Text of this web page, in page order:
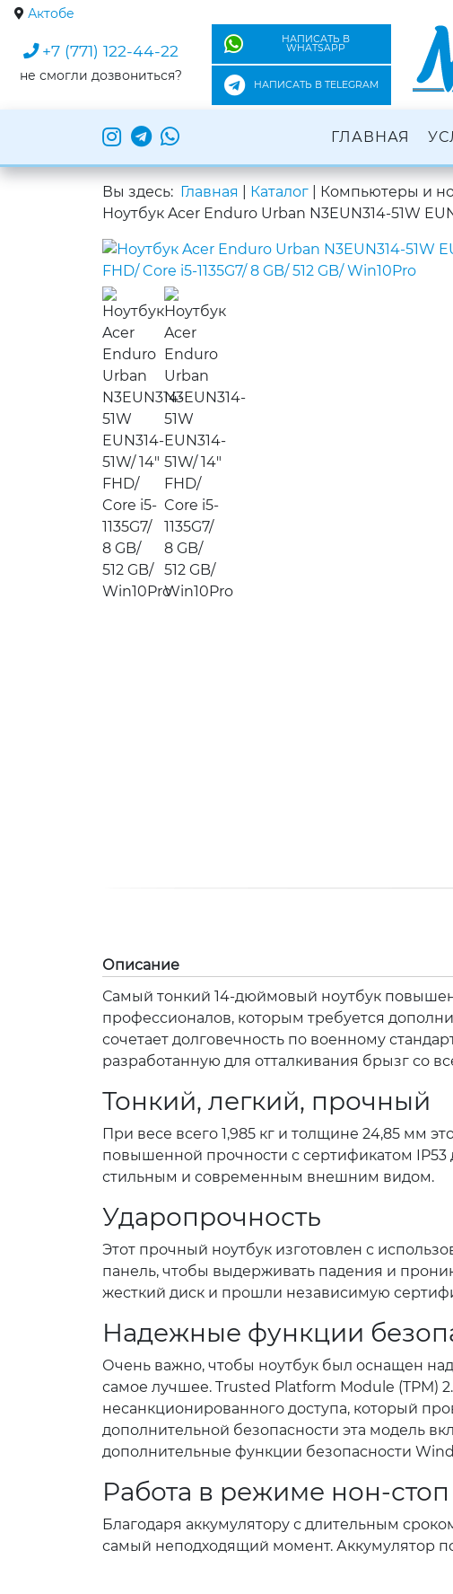
Актобе
+7 (771) 122-44-22
не смогли дозвониться?
НАПИСАТЬ В
WHATSAPP
НАПИСАТЬ В TELEGRAM
ГЛАВНАЯ
Вы здесь: Главная Каталог Компьютеры и
Ноутбук Acer Enduro Urban N3EUN314-51W
Описание
Самый тонкий 14-дюймовый ноутбук
профессионалов, которым требуется
сочетает долговечность по военному
разработанную для отталкивания брызг со
Тонкий, легкий, прочный
При весе всего 1,985 кг и толщине 24,85 мм
повышенной прочности с сертификатом IP53
стильным и современным внешним видом.
Ударопрочность
Этот прочный ноутбук изготовлен с
панель, чтобы выдерживать падения и
жесткий диск и прошли независимую
Надежные функции
Очень важно, чтобы ноутбук был оснащен
самое лучшее. Trusted Platform Module
несанкционированного доступа, который
дополнительной безопасности эта модель
дополнительные функции безопасности
Работа в режиме нон-стоп
Благодаря аккумулятору с длительным
самый неподходящий момент. Аккумулятор